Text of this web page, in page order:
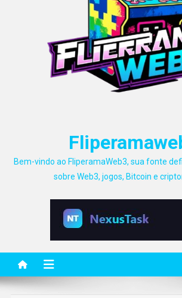
Bem-vindo ao FliperamaWeb3, sua fonte
sobre Web3, jogos, Bitcoin e